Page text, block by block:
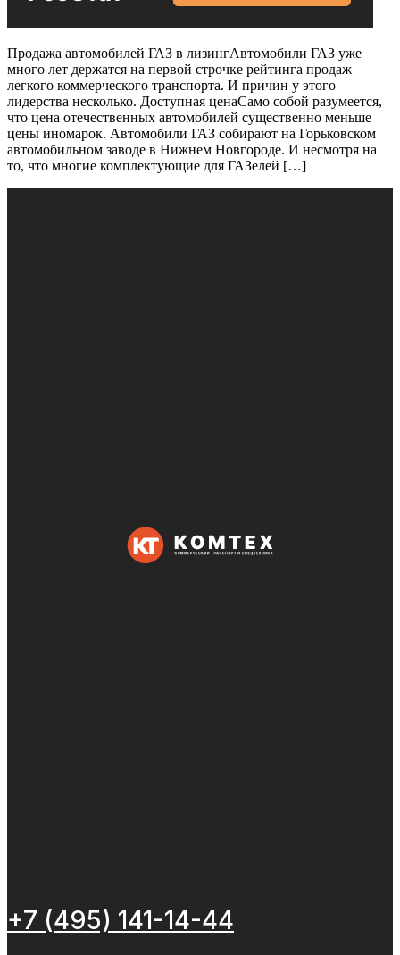
Продажа автомобилей ГАЗ в лизингАвтомобили ГАЗ уже
много лет держатся на первой строчке рейтинга продаж
легкого коммерческого транспорта. И причин у этого
лидерства несколько. Доступная ценаСамо собой разумеется,
что цена отечественных автомобилей существенно меньше
цены иномарок. Автомобили ГАЗ собирают на Горьковском
автомобильном заводе в Нижнем Новгороде. И несмотря на
то, что многие комплектующие для ГАЗелей […]
+7 (495) 141-14-44